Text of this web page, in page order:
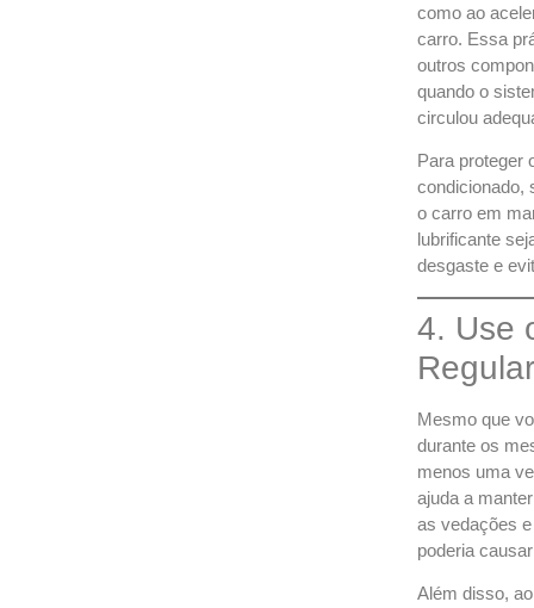
como ao
carro. Essa
outros
quando o
circulou
Para proteger
condicionado,
o carro em
lubrificante
desgaste e
4. Use
Mesmo que
durante os
menos uma
ajuda a
as vedações
poderia
Além disso,